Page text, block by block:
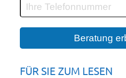
FÜR SIE ZUM LESEN